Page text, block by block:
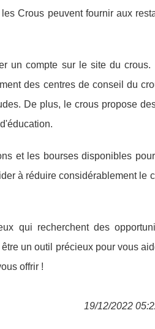
Crous peuvent fournir aux
un compte sur le site du crous.
des centres de conseil du
De plus, le crous propose
et les bourses disponibles
à réduire considérablement le
qui recherchent des
un outil précieux pour vous
offrir !
19/12/2022